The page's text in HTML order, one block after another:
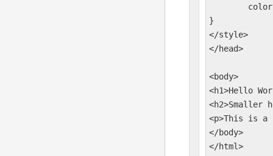
}
</style>
</head>
<body>
<h1>Hello
<h2>Smaller
<p>This is a
</body>
</html>